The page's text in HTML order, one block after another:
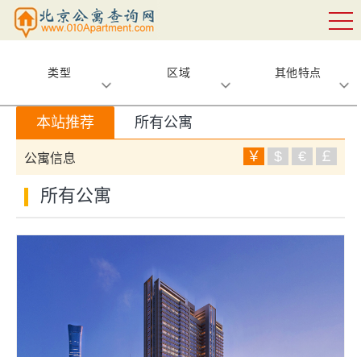
类型 区域 其他特点
本站推荐 所有公寓
公寓信息 ￥ $ € ￡
所有公寓